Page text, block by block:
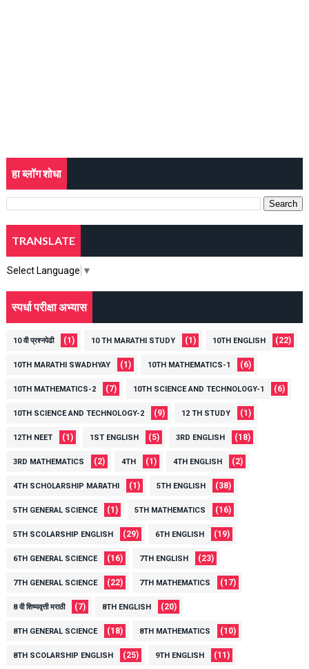
हा ब्लॉग शोधा
TRANSLATE
Select Language ▼
स्पर्धा परीक्षा अभ्यास
10 वी प्रश्नपेढी (1) 10 TH MARATHI STUDY (1) 10TH ENGLISH (22)
10TH MARATHI SWADHYAY (1) 10TH MATHEMATICS-1 (6)
10TH MATHEMATICS-2 (7) 10TH SCIENCE AND TECHNOLOGY-1 (6)
10TH SCIENCE AND TECHNOLOGY-2 (9) 12 TH STUDY (1)
12TH NEET (1) 1ST ENGLISH (5) 3RD ENGLISH (18)
3RD MATHEMATICS (2) 4TH (1) 4TH ENGLISH (2)
4TH SCHOLARSHIP MARATHI (1) 5TH ENGLISH (38)
5TH GENERAL SCIENCE (1) 5TH MATHEMATICS (16)
5TH SCOLARSHIP ENGLISH (29) 6TH ENGLISH (19)
6TH GENERAL SCIENCE (16) 7TH ENGLISH (23)
7TH GENERAL SCIENCE (22) 7TH MATHEMATICS (17)
8 वी शिष्यवृत्ती मराठी (7) 8TH ENGLISH (20)
8TH GENERAL SCIENCE (18) 8TH MATHEMATICS (10)
8TH SCOLARSHIP ENGLISH (25) 9TH ENGLISH (11)